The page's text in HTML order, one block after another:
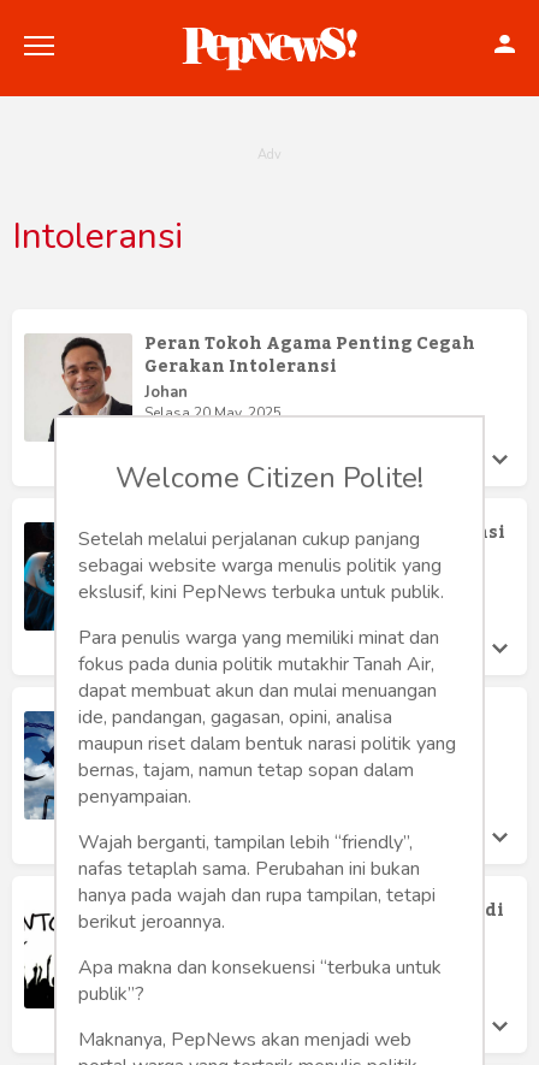
Hankam
Internasional
Humaniora
Sketsa
Tekno
Gaya
Wisata
Wanita
Intoleransi
Peran Tokoh Agama Penting Cegah
Gerakan Intoleransi
Johan
Selasa 20 May, 2025
Kades Mergosari Rasis Dan Intoleransi
Elison Manisa
Sabtu 20 Jul, 2024
Hentikan Penindasan terhadap
Minoritas!
Defrin Fortinius Ziliwu
Senin 26 Sep, 2022
Intoleransi Tidak Mendapat Tempat di
Indonesia
Admin Pep News
Senin 17 Jan, 2022
Welcome Citizen Polite!
Setelah melalui perjalanan cukup panjang
sebagai website warga menulis politik yang
ekslusif, kini PepNews terbuka untuk publik.
Para penulis warga yang memiliki minat dan
fokus pada dunia politik mutakhir Tanah Air,
dapat membuat akun dan mulai menuangan
ide, pandangan, gagasan, opini, analisa
maupun riset dalam bentuk narasi politik yang
bernas, tajam, namun tetap sopan dalam
penyampaian.
Wajah berganti, tampilan lebih “friendly”,
nafas tetaplah sama. Perubahan ini bukan
hanya pada wajah dan rupa tampilan, tetapi
berikut jeroannya.
Apa makna dan konsekuensi “terbuka untuk
publik”?
Maknanya, PepNews akan menjadi web